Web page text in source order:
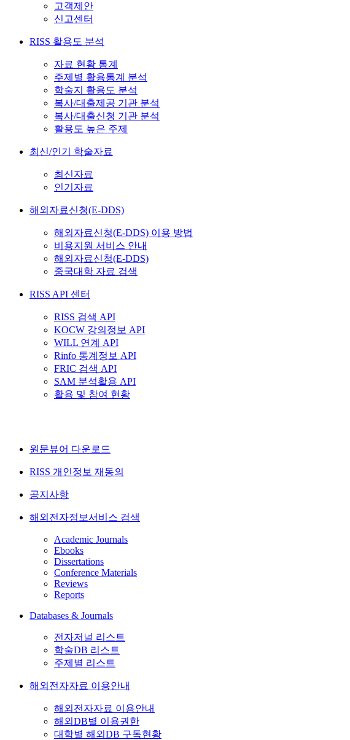
고객제안
신고센터
RISS 활용도 분석
자료 현황 통계
주제별 활용통계 분석
학술지 활용도 분석
복사/대출제공 기관 분석
복사/대출신청 기관 분석
활용도 높은 주제
최신/인기 학술자료
최신자료
인기자료
해외자료신청(E-DDS)
해외자료신청(E-DDS) 이용 방법
비용지원 서비스 안내
해외자료신청(E-DDS)
중국대학 자료 검색
RISS API 센터
RISS 검색 API
KOCW 강의정보 API
WILL 연계 API
Rinfo 통계정보 API
FRIC 검색 API
SAM 분석활용 API
활용 및 참여 현황
원문뷰어 다운로드
RISS 개인정보 재동의
공지사항
해외전자정보서비스 검색
Academic Journals
Ebooks
Dissertations
Conference Materials
Reviews
Reports
Databases & Journals
전자저널 리스트
학술DB 리스트
주제별 리스트
해외전자자료 이용안내
해외전자자료 이용안내
해외DB별 이용권한
대학별 해외DB 구독현황